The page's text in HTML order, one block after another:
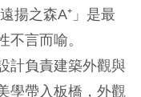
揚之森A⁺」是最
不言而喻。
計負責建築外觀與
學帶入板橋，外觀